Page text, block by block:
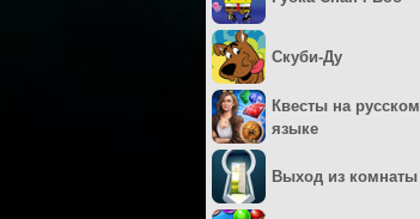
Скуби-Ду
Квесты на русском
языке
Выход из комнаты